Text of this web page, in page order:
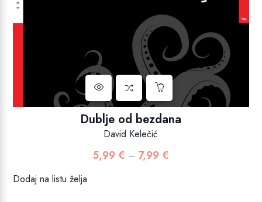
Dublje od bezdana
David Kelečić
5,99 € – 7,99 €Raspon
Dodaj na listu želja